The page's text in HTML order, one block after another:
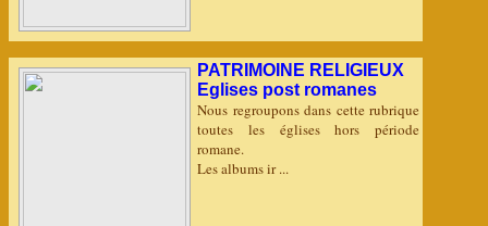
PATRIMOINE RELIGIEUX
Eglises post romanes
Nous regroupons dans cette rubrique
toutes les églises hors période
romane.
Les albums ir ...